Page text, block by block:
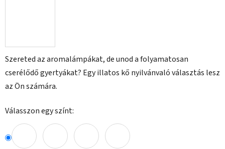
Szereted az aromalámpákat, de unod a folyamatosan
cserélődő gyertyákat? Egy illatos kő nyilvánvaló választás lesz
az Ön számára.
Válasszon egy színt: